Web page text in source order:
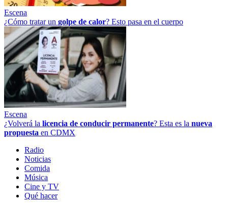
Escena
¿Cómo tratar un golpe de calor? Esto pasa en el cuerpo
Escena
¿Volverá la licencia de conducir permanente? Esta es la nueva
propuesta en CDMX
Radio
Noticias
Comida
Música
Cine y TV
Qué hacer